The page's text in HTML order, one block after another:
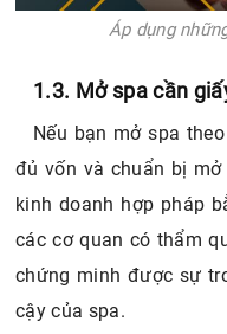
Áp dụng
1.3. Mở spa cần
Nếu bạn mở spa
đủ vốn và chuẩn bị
kinh doanh hợp pháp
các cơ quan có thẩm
chứng minh được sự
cậy của spa.